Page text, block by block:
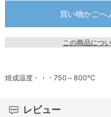
この商品につ
焼成温度・・・750～800℃
レビュー